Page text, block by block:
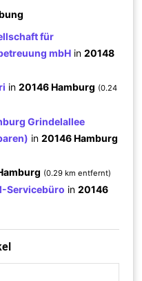
für
mbH in20148
in20146 Hamburg (0.24
Grindelallee
in20146 Hamburg
(0.29 km entfernt)
Servicebüro in20146